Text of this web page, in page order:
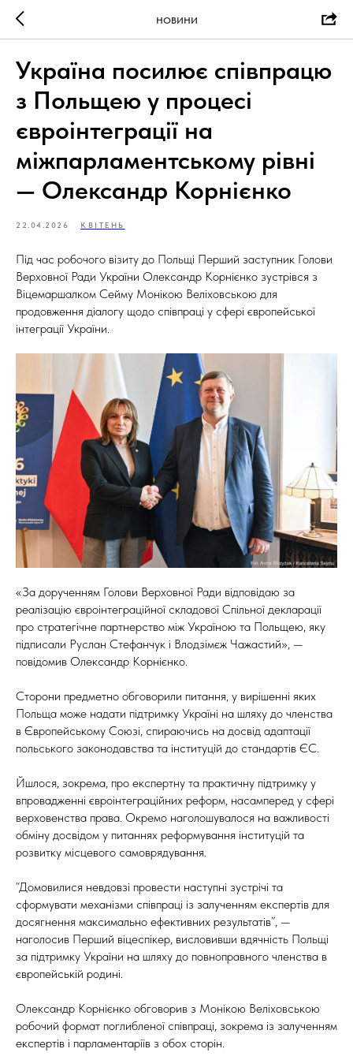
НОВИНИ
Україна посилює співпрацю
з Польщею у процесі
євроінтеграції на
міжпарламентському рівні
— Олександр Корнієнко
22.04.2026 КВІТЕНЬ
Під час робочого візиту до Польщі Перший заступник Голови
Верховної Ради України Олександр Корнієнко зустрівся з
Віцемаршалком Сейму Монікою Веліховською для
продовження діалогу щодо співпраці у сфері європейської
інтеграції України.
«За дорученням Голови Верховної Ради відповідаю за
реалізацію євроінтеграційної складової Спільної декларації
про стратегічне партнерство між Україною та Польщею, яку
підписали Руслан Стефанчук і Влодзімєж Чажастий», —
повідомив Олександр Корнієнко.
Сторони предметно обговорили питання, у вирішенні яких
Польща може надати підтримку Україні на шляху до членства
в Європейському Союзі, спираючись на досвід адаптації
польського законодавства та інституцій до стандартів ЄС.
Йшлося, зокрема, про експертну та практичну підтримку у
впровадженні євроінтеграційних реформ, насамперед у сфері
верховенства права. Окремо наголошувалося на важливості
обміну досвідом у питаннях реформування інституцій та
розвитку місцевого самоврядування.
“Домовилися невдовзі провести наступні зустрічі та
сформувати механізми співпраці із залученням експертів для
досягнення максимально ефективних результатів”, —
наголосив Перший віцеспікер, висловивши вдячність Польщі
за підтримку України на шляху до повноправного членства в
європейській родині.
Олександр Корнієнко обговорив з Монікою Веліховською
робочий формат поглибленої співпраці, зокрема із залученням
експертів і парламентаріїв з обох сторін.